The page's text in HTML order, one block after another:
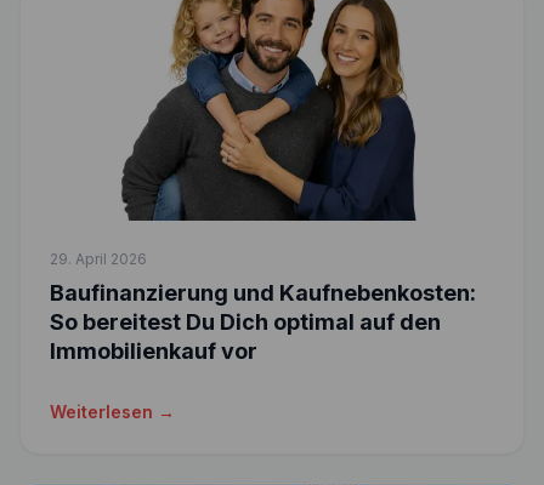
29. April 2026
Baufinanzierung und Kaufnebenkosten:
So bereitest Du Dich optimal auf den
Immobilienkauf vor
Weiterlesen →